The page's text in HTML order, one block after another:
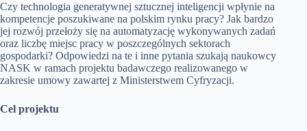
Czy technologia generatywnej sztucznej inteligencji wpłynie na
kompetencje poszukiwane na polskim rynku pracy? Jak bardzo
jej rozwój przełoży się na automatyzację wykonywanych zadań
oraz liczbę miejsc pracy w poszczególnych sektorach
gospodarki? Odpowiedzi na te i inne pytania szukają naukowcy
NASK w ramach projektu badawczego realizowanego w
zakresie umowy zawartej z Ministerstwem Cyfryzacji.
Cel projektu